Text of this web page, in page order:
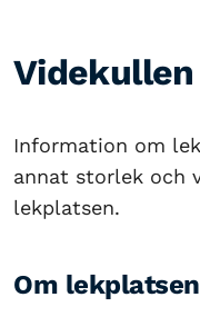
Videkullen
Information om
annat storlek och
lekplatsen.
Om lekplatsen